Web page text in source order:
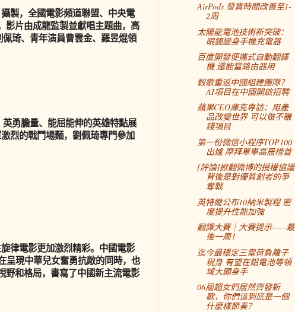
製，全國電影頻道聯盟、中央電
影片由成龍監製並獻唱主題曲，高
琦、青年演員曹雲金、羅昱焜領
勇膽量、能屈能伸的英雄特點展
烈的戰鬥場麵，劉佩琦專門參加
律電影更加激烈精彩。中國電影
呈現中華兒女奮勇抗敵的同時，也
野和格局，書寫了中國新主流電影
AirPods 發貨時間改善至1-
2周
太陽能電池技術新突破：
眼鏡變身手機充電器
百度開發便攜式自動翻譯
機 還能當路由器用
穀歌重返中國組建團隊？
AI項目在中國開啟招聘
蘋果CEO庫克專訪：用產
品改變世界 可以做不賺
錢項目
第一份微信小程序TOP100
出爐 摩拜單車高居榜首
[評論]掀翻微博的授權協議
背後是對優質創者的爭
奪戰
英特爾公布10納米製程 密
度提升性能加強
翻譯大賽｜大賽提示——最
後一周！
迄今最穩定三電荷負離子
現身 有望在鋁電池等領
域大顯身手
06屆超女們居然齊發新
歌，你們這到底是一個
什麼樣節奏？